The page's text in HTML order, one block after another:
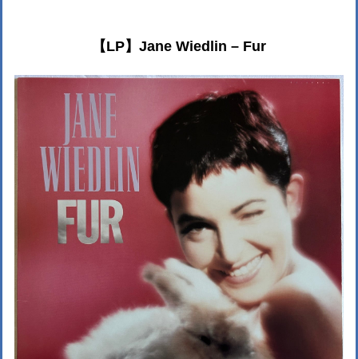
【LP】Jane Wiedlin – Fur